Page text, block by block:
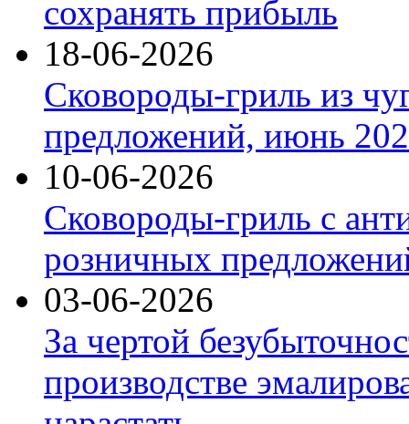
сохранять прибыль
18-06-2026
Сковороды-гриль из
предложений, июнь
10-06-2026
Сковороды-гриль с
розничных
03-06-2026
За чертой
производстве